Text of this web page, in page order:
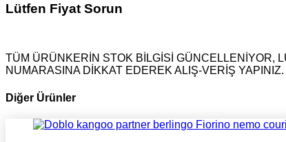
Lütfen Fiyat Sorun
TÜM ÜRÜNKERİN STOK BİLGİSİ GÜNCELLENİYOR,
NUMARASINA DİKKAT EDEREK ALIŞ-VERİŞ YAPINIZ.
Diğer Ürünler